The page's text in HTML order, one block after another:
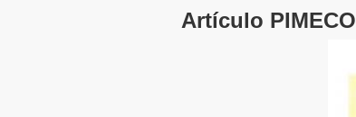
Artículo PIMECO